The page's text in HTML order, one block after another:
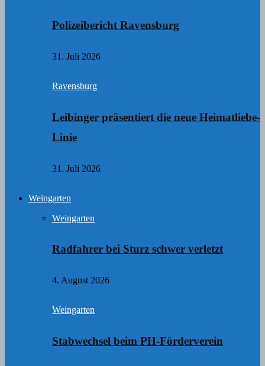
Polizeibericht Ravensburg
31. Juli 2026
Ravensburg
Leibinger präsentiert die neue Heimatliebe-
Linie
31. Juli 2026
Weingarten
Weingarten
Radfahrer bei Sturz schwer verletzt
4. August 2026
Weingarten
Stabwechsel beim PH-Förderverein